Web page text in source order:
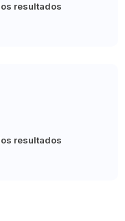
resultados
resultados